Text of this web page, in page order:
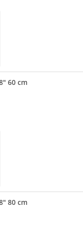
60 cm
80 cm